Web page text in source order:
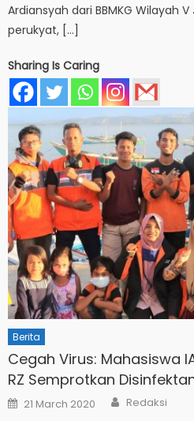
Ardiansyah dari BBMKG Wilayah
perukyat, […]
Sharing Is Caring
Berita
Cegah Virus: Mahasiswa
RZ Semprotkan
Posted
on
21 March 2020 Author
Redaksi